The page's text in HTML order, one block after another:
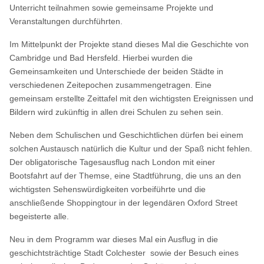
Unterricht teilnahmen sowie gemeinsame Projekte und
Veranstaltungen durchführten.
Im Mittelpunkt der Projekte stand dieses Mal die Geschichte von
Cambridge und Bad Hersfeld. Hierbei wurden die
Gemeinsamkeiten und Unterschiede der beiden Städte in
verschiedenen Zeitepochen zusammengetragen. Eine
gemeinsam erstellte Zeittafel mit den wichtigsten Ereignissen und
Bildern wird zukünftig in allen drei Schulen zu sehen sein.
Neben dem Schulischen und Geschichtlichen dürfen bei einem
solchen Austausch natürlich die Kultur und der Spaß nicht fehlen.
Der obligatorische Tagesausflug nach London mit einer
Bootsfahrt auf der Themse, eine Stadtführung, die uns an den
wichtigsten Sehenswürdigkeiten vorbeiführte und die
anschließende Shoppingtour in der legendären Oxford Street
begeisterte alle.
Neu in dem Programm war dieses Mal ein Ausflug in die
geschichtsträchtige Stadt Colchester sowie der Besuch eines